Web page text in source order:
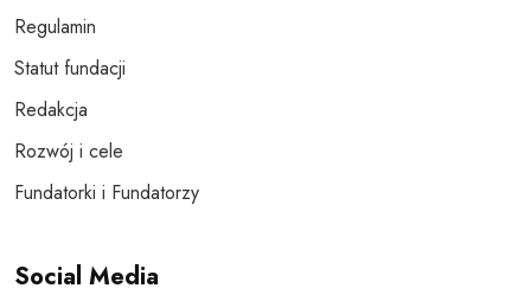
Regulamin
Statut fundacji
Redakcja
Rozwój i cele
Fundatorki i Fundatorzy
Social Media